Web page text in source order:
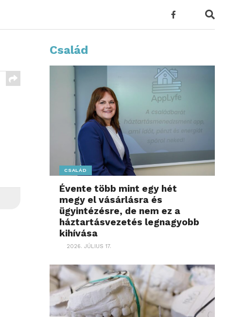
Család
CSALÁD
Évente több mint egy hét
megy el vásárlásra és
ügyintézésre, de nem ez a
háztartásvezetés legnagyobb
kihívása
2026. JÚLIUS 17.